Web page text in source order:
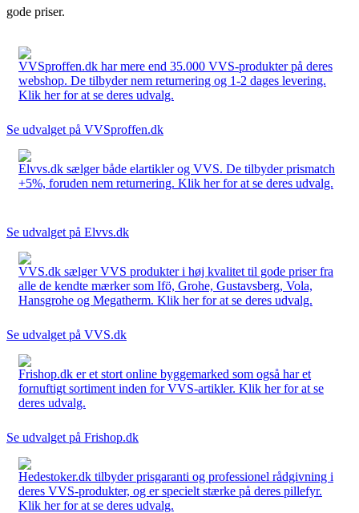
gode priser.
VVSproffen.dk har mere end 35.000 VVS-produkter på deres
webshop. De tilbyder nem returnering og 1-2 dages levering.
Klik her for at se deres udvalg.
Se udvalget på VVSproffen.dk
Elvvs.dk sælger både elartikler og VVS. De tilbyder prismatch
+5%, foruden nem returnering. Klik her for at se deres udvalg.
Se udvalget på Elvvs.dk
VVS.dk sælger VVS produkter i høj kvalitet til gode priser fra
alle de kendte mærker som Ifö, Grohe, Gustavsberg, Vola,
Hansgrohe og Megatherm. Klik her for at se deres udvalg.
Se udvalget på VVS.dk
Frishop.dk er et stort online byggemarked som også har et
fornuftigt sortiment inden for VVS-artikler. Klik her for at se
deres udvalg.
Se udvalget på Frishop.dk
Hedestoker.dk tilbyder prisgaranti og professionel rådgivning i
deres VVS-produkter, og er specielt stærke på deres pillefyr.
Klik her for at se deres udvalg.